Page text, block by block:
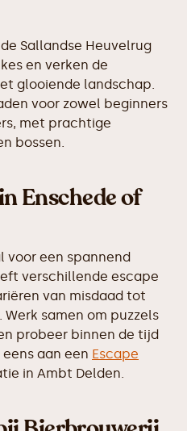
Sallandse Heuvelrug
en verken de
glooiende landschap.
voor zowel beginners
met prachtige
bossen.
Enschede of
voor een spannend
verschillende escape
van misdaad tot
samen om puzzels
probeer binnen de tijd
aan een Escape
in Ambt Delden.